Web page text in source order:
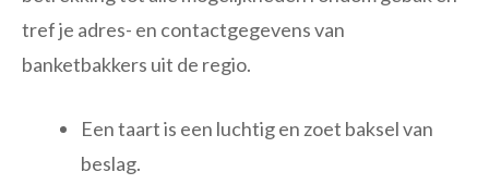
tref je adres- en contactgegevens van
banketbakkers uit de regio.
Een taart is een luchtig en zoet baksel van
beslag.